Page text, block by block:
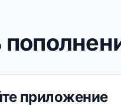
приложение